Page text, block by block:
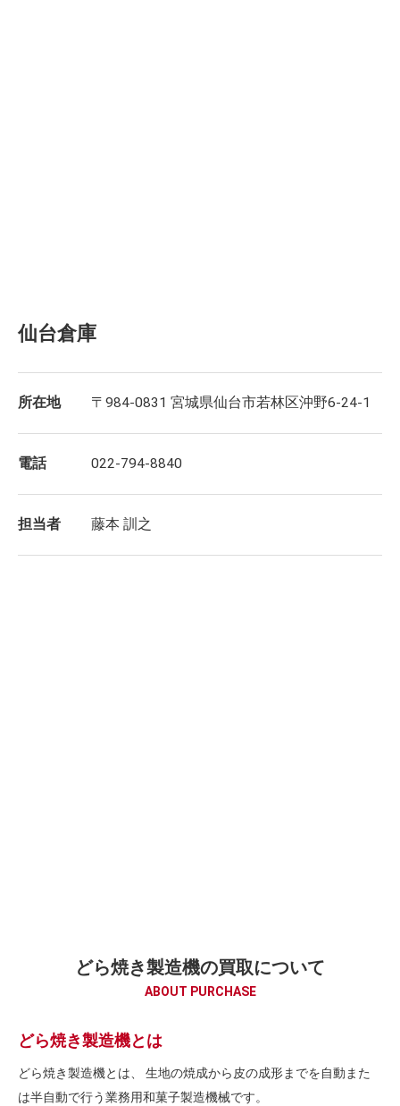
仙台倉庫
所在地 〒984-0831 宮城県仙台市若林区沖野6-24-1
電話 022-794-8840
担当者 藤本 訓之
どら焼き製造機の買取について
ABOUT PURCHASE
どら焼き製造機とは
どら焼き製造機とは、 生地の焼成から皮の成形までを自動また
は半自動で行う業務用和菓子製造機械です。